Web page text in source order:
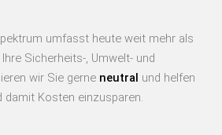
umfasst heute weit mehr als
Sicherheits-, Umwelt- und
wir Sie gerne neutral und helfen
damit Kosten einzusparen.